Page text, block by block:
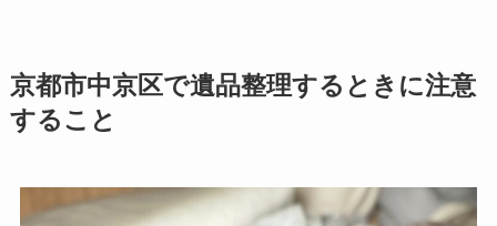
京都市中京区で遺品整理するときに注意
すること